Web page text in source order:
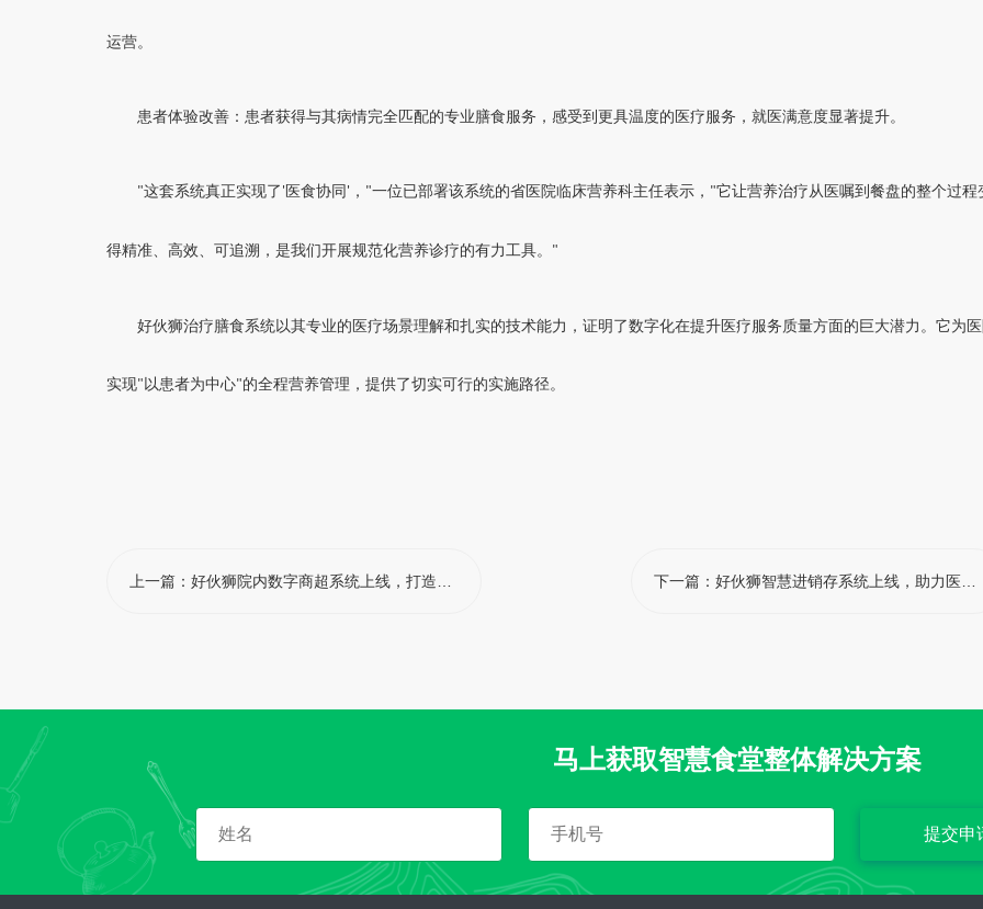
运营。
患者体验改善：患者获得与其病情完全匹配的专业膳食服务，感受到更具温度的医疗服务，就医满意度显著提升。
"这套系统真正实现了 ' 医食协同 ' ， "一位已部署该系统的省医院临床营养科主任表示， "它让营养治疗从医嘱到餐盘的整个过程
得精准、高效、可追溯，是我们开展规范化营养诊疗的有力工具。 "
好伙狮治疗膳食系统以其专业的医疗场景理解和扎实的技术能力，证明了数字化在提升医疗服务质量方面的巨大潜力。它为
实现" 以患者为中心"的全程营养管理，提供了切实可行的实施路径。
上一篇： 好伙狮院内数字商超系统上线，打造医院生活服务"一站式"解决方案 下一篇： 好伙狮智慧进销存系统上线，助力医院食堂实现"成本精准管控"
马上获取智慧食堂整体解决方案
提交申